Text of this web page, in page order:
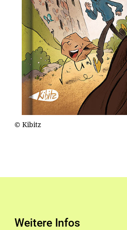
© Kibitz
Weitere Infos